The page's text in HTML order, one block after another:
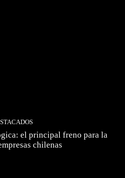
el principal freno para la
chilenas